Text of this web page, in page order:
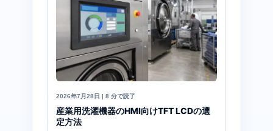
2026年7月28日 | 8 分で読了
産業用洗濯機器のHMI向けTFT LCDの選
定方法